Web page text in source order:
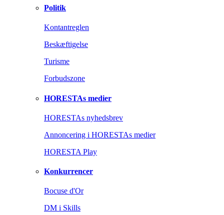
Politik
Kontantreglen
Beskæftigelse
Turisme
Forbudszone
HORESTAs medier
HORESTAs nyhedsbrev
Annoncering i HORESTAs medier
HORESTA Play
Konkurrencer
Bocuse d'Or
DM i Skills